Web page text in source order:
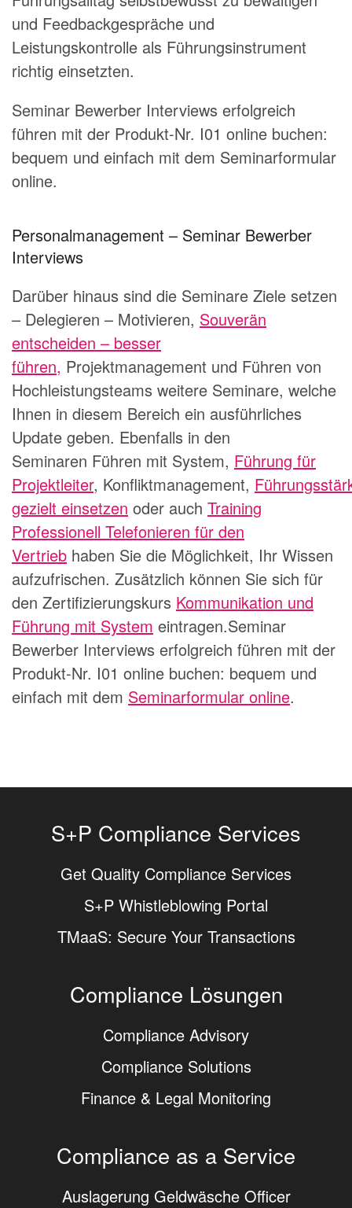
und Feedbackgespräche und
Leistungskontrolle als Führungsinstrument
richtig einsetzten.
Seminar Bewerber Interviews erfolgreich
führen mit der Produkt-Nr. I01 online buchen:
bequem und einfach mit dem Seminarformular
online.
Personalmanagement – Seminar Bewerber
Interviews
Darüber hinaus sind die Seminare Ziele setzen
– Delegieren – Motivieren, Souverän
entscheiden – besser
führen, Projektmanagement und Führen von
Hochleistungsteams weitere Seminare, welche
Ihnen in diesem Bereich ein ausführliches
Update geben. Ebenfalls in den
Seminaren Führen mit System, Führung für
Projektleiter, Konfliktmanagement,
gezielt einsetzen oder auch Training
Professionell Telefonieren für den
Vertrieb haben Sie die Möglichkeit, Ihr Wissen
aufzufrischen. Zusätzlich können Sie sich für
den Zertifizierungskurs Kommunikation und
Führung mit System eintragen.Seminar
Bewerber Interviews erfolgreich führen mit der
Produkt-Nr. I01 online buchen: bequem und
einfach mit dem Seminarformular online.
S+P Compliance Services
Get Quality Compliance Services
S+P Whistleblowing Portal
TMaaS: Secure Your Transactions
Compliance Lösungen
Compliance Advisory
Compliance Solutions
Finance & Legal Monitoring
Compliance as a Service
Auslagerung Geldwäsche Officer